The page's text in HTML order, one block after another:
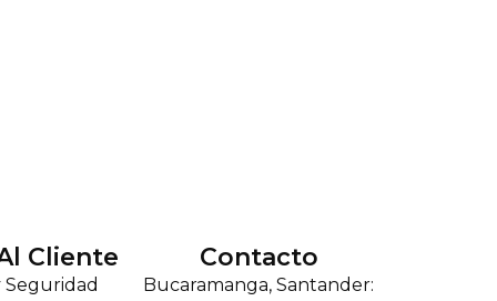
Cliente
Seguridad
Contacto
Bucaramanga, Santander: